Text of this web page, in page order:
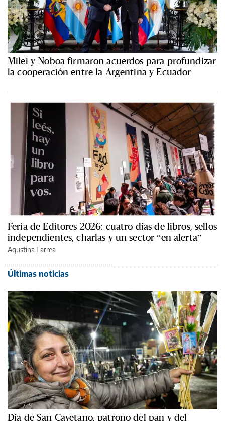
Milei y Noboa firmaron acuerdos para profundizar
la cooperación entre la Argentina y Ecuador
Feria de Editores 2026: cuatro días de libros, sellos
independientes, charlas y un sector “en alerta”
Agustina Larrea
Últimas noticias
Día de San Cayetano, patrono del pan y del